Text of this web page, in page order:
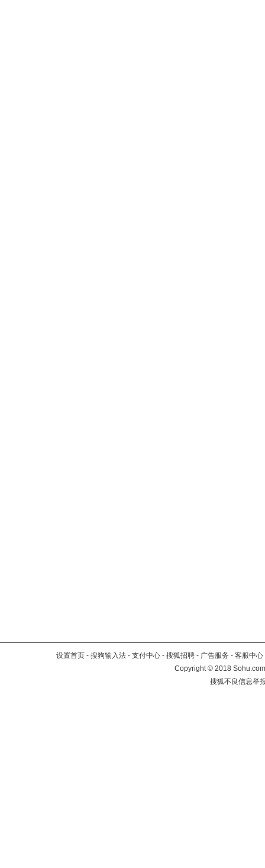
设置首页 - 搜狗输入法 - 支付中心 - 搜狐招聘 - 广告服务 - 客服中心
Copyright©2018
搜狐不良信息举